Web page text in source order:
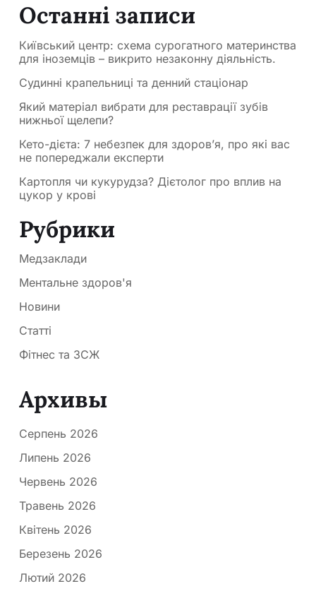
Останні записи
Київський центр: схема сурогатного материнства
для іноземців – викрито незаконну діяльність.
Судинні крапельниці та денний стаціонар
Який матеріал вибрати для реставрації зубів
нижньої щелепи?
Кето-дієта: 7 небезпек для здоров’я, про які вас
не попереджали експерти
Картопля чи кукурудза? Дієтолог про вплив на
цукор у крові
Рубрики
Медзаклади
Ментальне здоров'я
Новини
Статті
Фітнес та ЗСЖ
Архивы
Серпень 2026
Липень 2026
Червень 2026
Травень 2026
Квітень 2026
Березень 2026
Лютий 2026